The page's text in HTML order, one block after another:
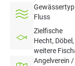
Gewässertyp
Fluss
Zielfische
Hecht,
weitere
Angelverein